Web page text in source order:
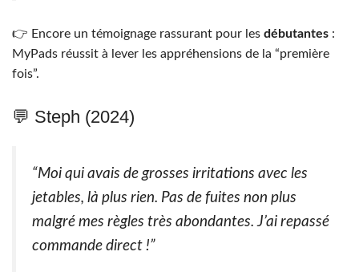
👉 Encore un témoignage rassurant pour les débutantes :
MyPads réussit à lever les appréhensions de la “première
fois”.
💬 Steph (2024)
“Moi qui avais de grosses irritations avec les
jetables, là plus rien. Pas de fuites non plus
malgré mes règles très abondantes. J’ai repassé
commande direct !”